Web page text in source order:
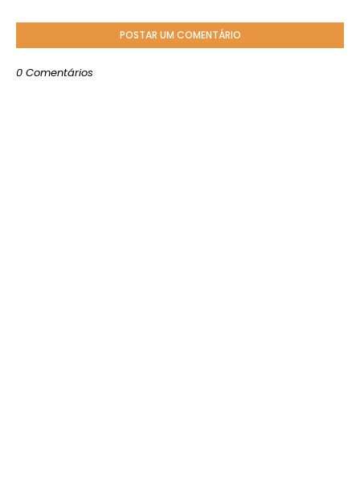
POSTAR UM COMENTÁRIO
0 Comentários